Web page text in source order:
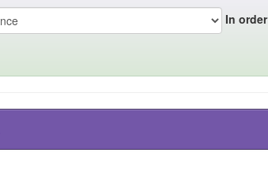
In order